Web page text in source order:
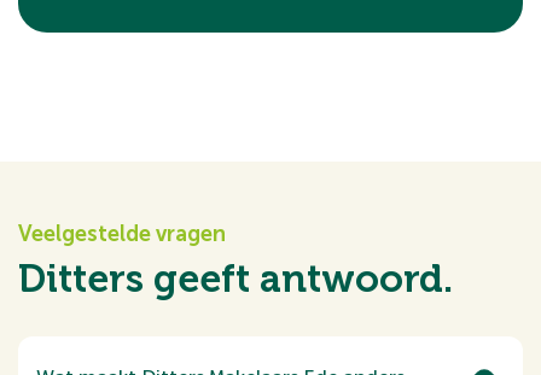
Veelgestelde vragen
Ditters geeft antwoord.